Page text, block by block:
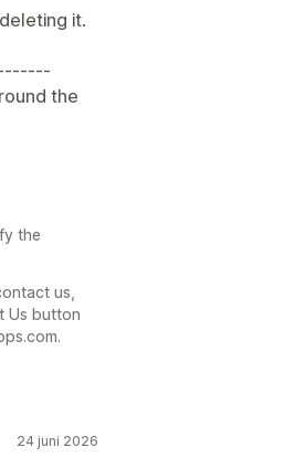
it.
the
the
us,
Us button
24 juni 2026